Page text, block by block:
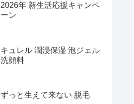
2026年 新生活応援キャンペ
ーン
キュレル 潤浸保湿 泡ジェル
洗顔料
ずっと生えて来ない 脱毛